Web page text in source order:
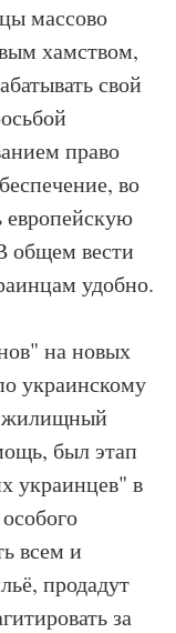
массово
хамством,
свой
право
во
европейскую
общем вести
удобно.
на новых
украинскому
жилищный
был этап
украинцев" в
всем и
продадут
за